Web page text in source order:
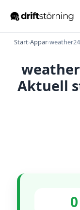
Start›Appar›weather24
Aktuell
0